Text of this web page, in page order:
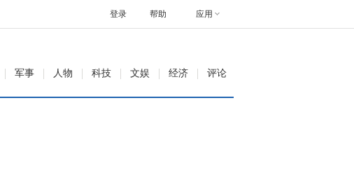
帮助 应用
登录
军事 人物 科技 文娱 经济 评论